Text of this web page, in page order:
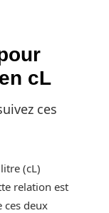
cL
ces
(cL)
relation est
ces deux